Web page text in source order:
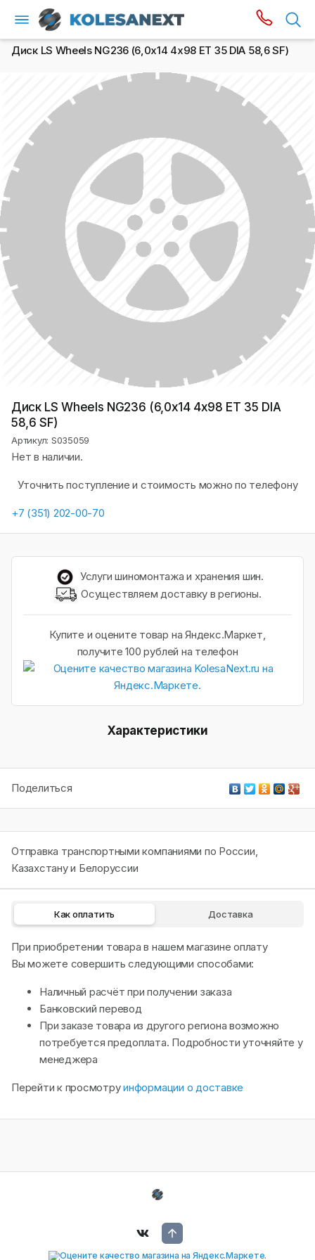
Диск LS Wheels NG236 (6,0х14 4x98 ET 35 DIA 58,6 SF)
Диск LS Wheels NG236 (6,0х14 4x98 ET 35 DIA
58,6 SF)
Артикул: S035059
Нет в наличии.
Уточнить поступление и стоимость можно по телефону
+7 (351) 202-00-70
Услуги шиномонтажа и хранения шин.
Осуществляем доставку в регионы.
Купите и оцените товар на Яндекс.Маркет,
получите 100 рублей на телефон
Характеристики
Поделиться
Отправка транспортными компаниями по России,
Казахстану и Белоруссии
Как оплатить Доставка
При приобретении товара в нашем магазине оплату
Вы можете совершить следующими способами:
Наличный расчёт при получении заказа
Банковский перевод
При заказе товара из другого региона возможно
потребуется предоплата. Подробности уточняйте у
менеджера
Перейти к просмотруинформации о доставке